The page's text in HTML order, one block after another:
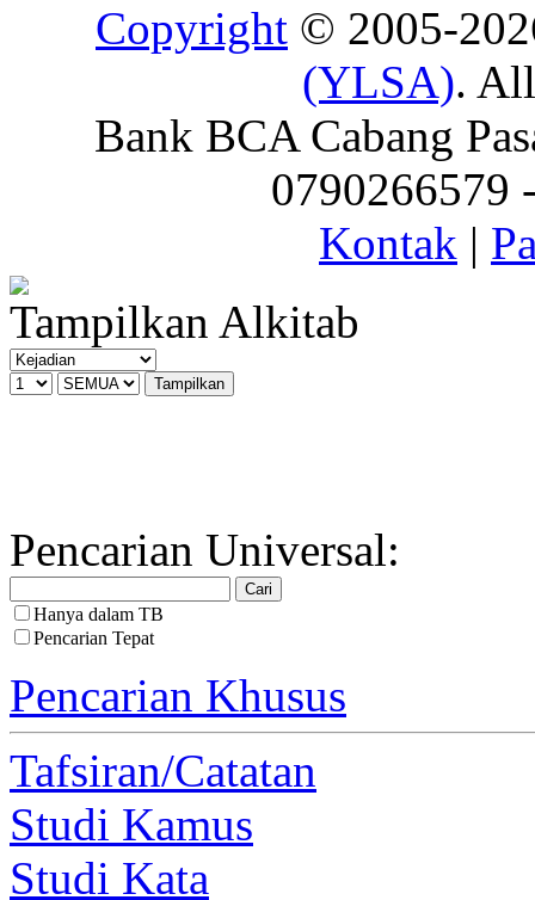
Copyright © 2005-
(YLSA).
Bank BCA Cabang
0790266579
Kontak |
Tampilkan Alkitab
Pencarian Universal:
Hanya dalam TB
Pencarian Tepat
Pencarian Khusus
Tafsiran/Catatan
Studi Kamus
Studi Kata